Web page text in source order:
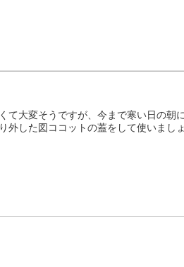
大変そうですが、今まで寒い日の朝
外した図ココットの蓋をして使いまし